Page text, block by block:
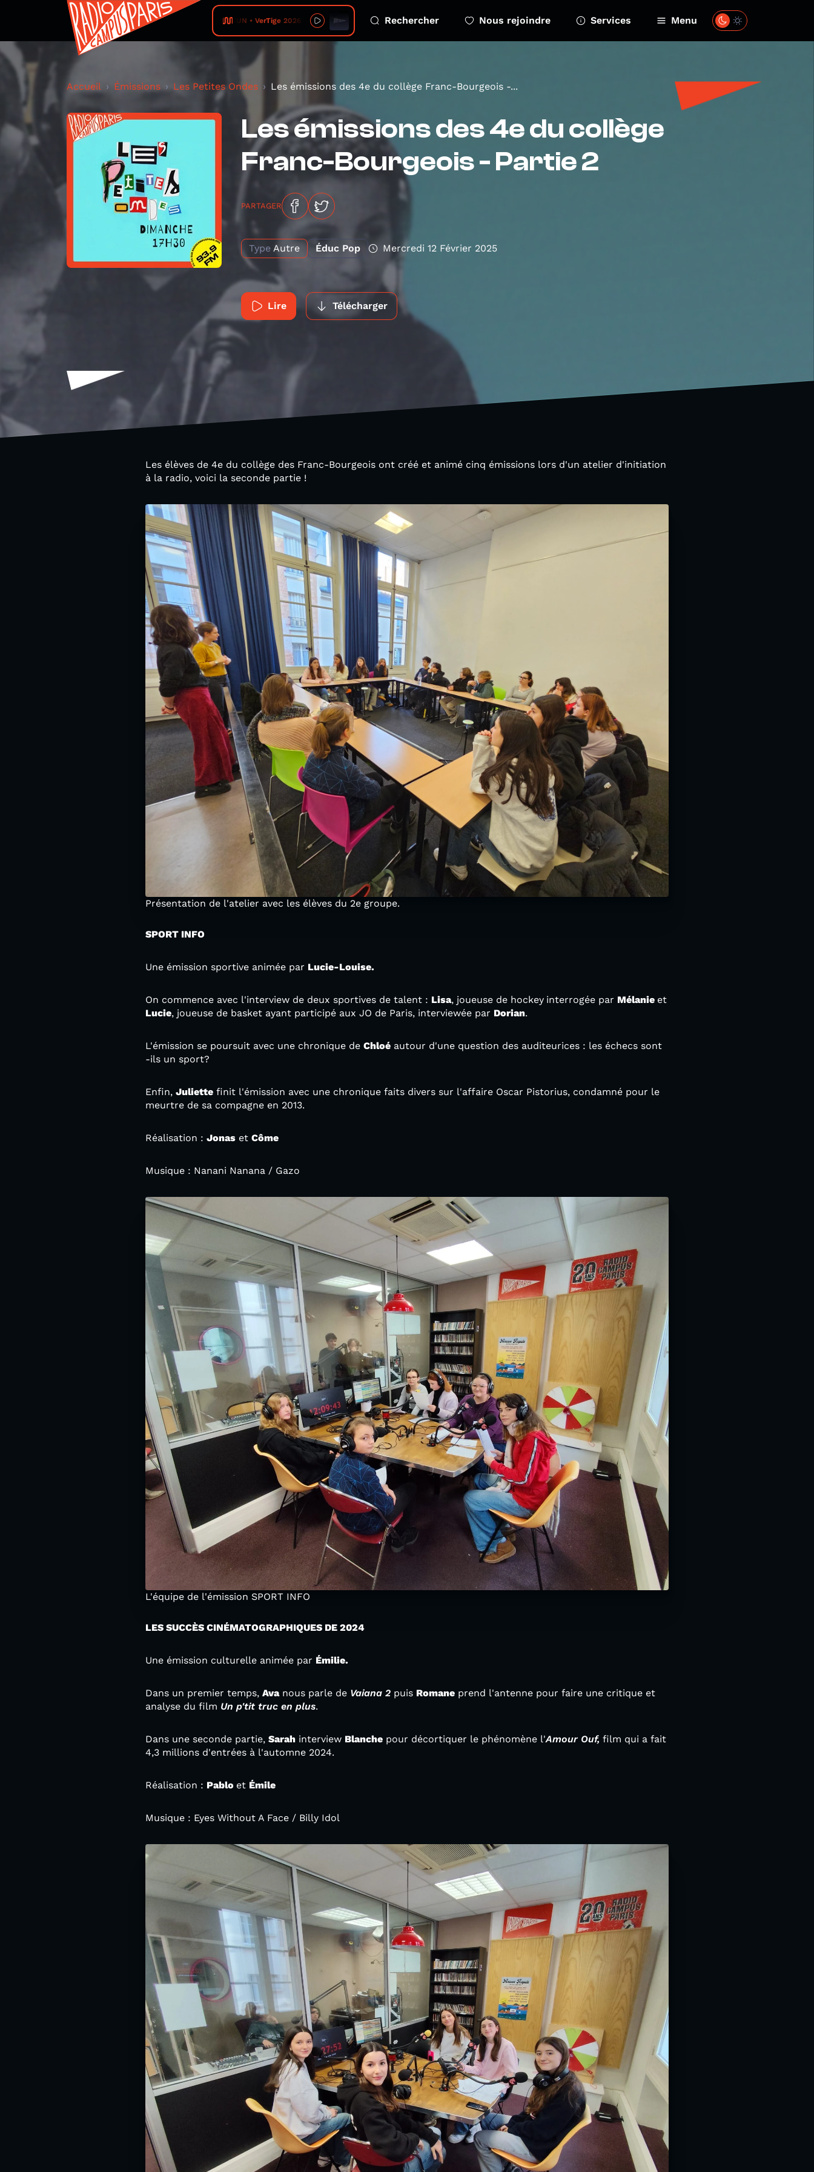
RADIO PRUN • VerTige 2026 08 06 - 4 eco emotions Rechercher Nous rejoindre Services Menu
Accueil Émissions Les Petites Ondes Les émissions des 4e du collège Franc-Bourgeois -...
Les émissions des 4e du collège
Franc-Bourgeois - Partie 2
PARTAGER
Type Autre Éduc Pop Mercredi 12 Février 2025
Lire Télécharger
Les élèves de 4e du collège des Franc-Bourgeois ont créé et animé cinq émissions lors d'un atelier d'initiation
à la radio, voici la seconde partie !
Présentation de l'atelier avec les élèves du 2e groupe.
SPORT INFO
Une émission sportive animée par Lucie-Louise.
On commence avec l'interview de deux sportives de talent : Lisa, joueuse de hockey interrogée par Mélanie et
Lucie, joueuse de basket ayant participé aux JO de Paris, interviewée par Dorian.
L'émission se poursuit avec une chronique de Chloé autour d'une question des auditeurices : les échecs sont
-ils un sport?
Enfin, Juliette finit l'émission avec une chronique faits divers sur l'affaire Oscar Pistorius, condamné pour le
meurtre de sa compagne en 2013.
Réalisation : Jonas et Côme
Musique : Nanani Nanana / Gazo
L'équipe de l'émission SPORT INFO
LES SUCCÈS CINÉMATOGRAPHIQUES DE 2024
Une émission culturelle animée par Émilie.
Dans un premier temps, Avanous parle de Vaiana 2 puis Romane prend l'antenne pour faire une critique et
analyse du film Un p'tit truc en plus.
Dans une seconde partie, Sarah interview Blanche pour décortiquer le phénomène l'Amour Ouf, film qui a fait
4,3 millions d'entrées à l'automne 2024.
Réalisation : Pablo et Émile
Musique : Eyes Without A Face / Billy Idol